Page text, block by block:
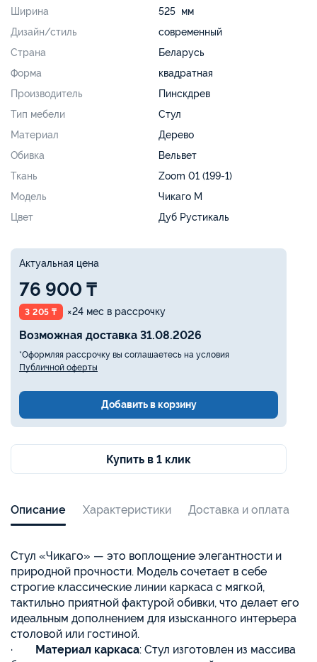
Ширина
525 мм
Дизайн/стиль
современный
Страна
Беларусь
Форма
квадратная
Производитель
Пинскдрев
Тип мебели
Стул
Материал
Дерево
Обивка
Вельвет
Ткань
Zoom 01 (199-1)
Модель
Чикаго М
Цвет
Дуб Рустикаль
Актуальная цена
76 900 ₸
3 205 ₸ ×24 мес в рассрочку
Возможная доставка 31.08.2026
*Оформляя рассрочку вы соглашаетесь на условия
Публичной оферты
Добавить в корзину
Купить в 1 клик
Описание Характеристики Доставка и оплата
Стул «Чикаго» — это воплощение элегантности и
природной прочности. Модель сочетает в себе
строгие классические линии каркаса с мягкой,
тактильно приятной фактурой обивки, что делает его
идеальным дополнением для изысканного интерьера
столовой или гостиной.
· Материал каркаса: Стул изготовлен из массива